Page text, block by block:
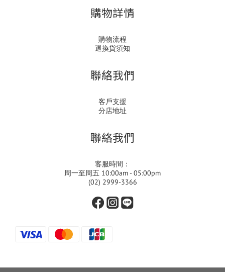
購物詳情
購物流程
退換貨須知
聯絡我們
客戶支援
分店地址
聯絡我們
客服時間：
周一至周五 10:00am - 05:00pm
(02) 2999-3366